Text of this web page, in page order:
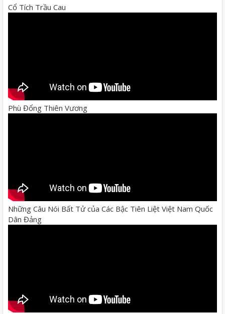
Cổ Tích Trầu Cau
Phù Đổng Thiên Vương
Những Câu Nói Bất Tử của Các Bậc Tiên Liệt Việt Nam Quốc
Dân Đảng